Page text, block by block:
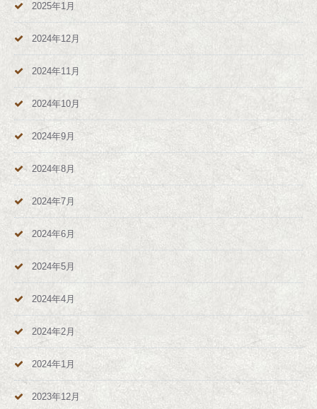
2025年1月
2024年12月
2024年11月
2024年10月
2024年9月
2024年8月
2024年7月
2024年6月
2024年5月
2024年4月
2024年2月
2024年1月
2023年12月